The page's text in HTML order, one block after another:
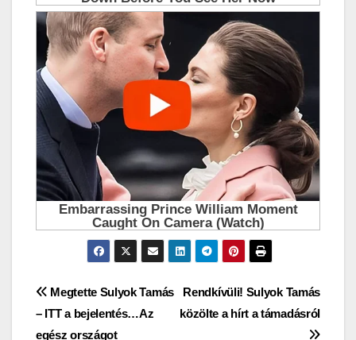
Bejegyzés
navigáció
Rendkívüli! Sulyok Tamás
közölte a hírt a támadásról
Megtette Sulyok Tamás
– ITT a bejelentés…Az
egész országot